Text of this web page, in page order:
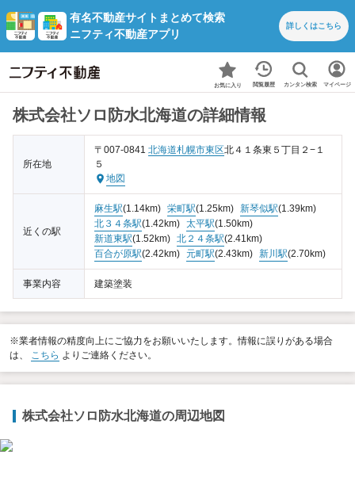
有名不動産サイトまとめて検索
ニフティ不動産アプリ
詳しくはこちら
お気に入り 閲覧履歴 カンタン検索 マイページ
株式会社ソロ防水北海道の詳細情報
所在地
〒007-0841 北海道札幌市東区北４１条東５丁目２−１
５
地図
近くの駅
麻生駅(1.14km) 栄町駅(1.25km) 新琴似駅(1.39km)
北３４条駅(1.42km) 太平駅(1.50km)
新道東駅(1.52km) 北２４条駅(2.41km)
百合が原駅(2.42km) 元町駅(2.43km) 新川駅(2.70km)
事業内容 建築塗装
※業者情報の精度向上にご協力をお願いいたします。情報に誤りがある場合
は、 こちら よりご連絡ください。
株式会社ソロ防水北海道の周辺地図